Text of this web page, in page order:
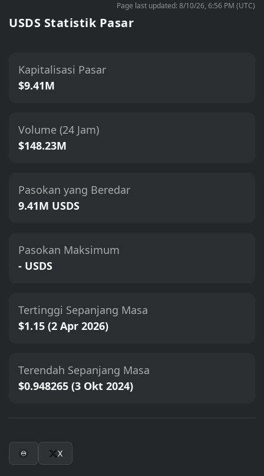
Page last updated: 8/10/26, 6:56 PM (UTC)
USDS Statistik Pasar
Kapitalisasi Pasar
$9.41M
Volume (24 Jam)
$148.23M
Pasokan yang Beredar
9.41M USDS
Pasokan Maksimum
- USDS
Tertinggi Sepanjang Masa
$1.15 (2 Apr 2026)
Terendah Sepanjang Masa
$0.948265 (3 Okt 2024)
X